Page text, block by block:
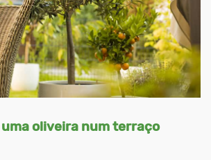
oliveira num terraço